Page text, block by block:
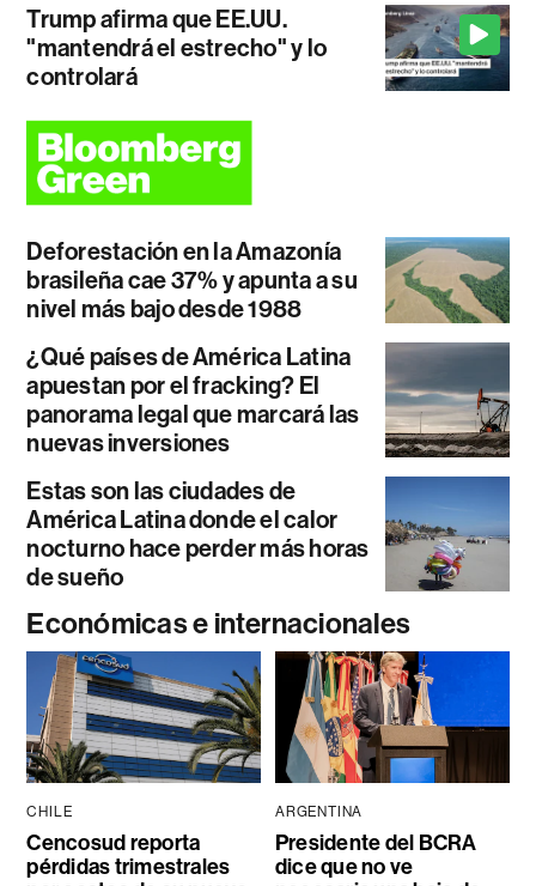
Trump afirma que EE.UU.
"mantendrá el estrecho" y lo
controlará
Deforestación en la Amazonía
brasileña cae 37% y apunta a su
nivel más bajo desde 1988
¿Qué países de América Latina
apuestan por el fracking? El
panorama legal que marcará las
nuevas inversiones
Estas son las ciudades de
América Latina donde el calor
nocturno hace perder más horas
de sueño
Económicas e internacionales
CHILE
Cencosud reporta
pérdidas trimestrales
ARGENTINA
Presidente del BCRA
dice que no ve